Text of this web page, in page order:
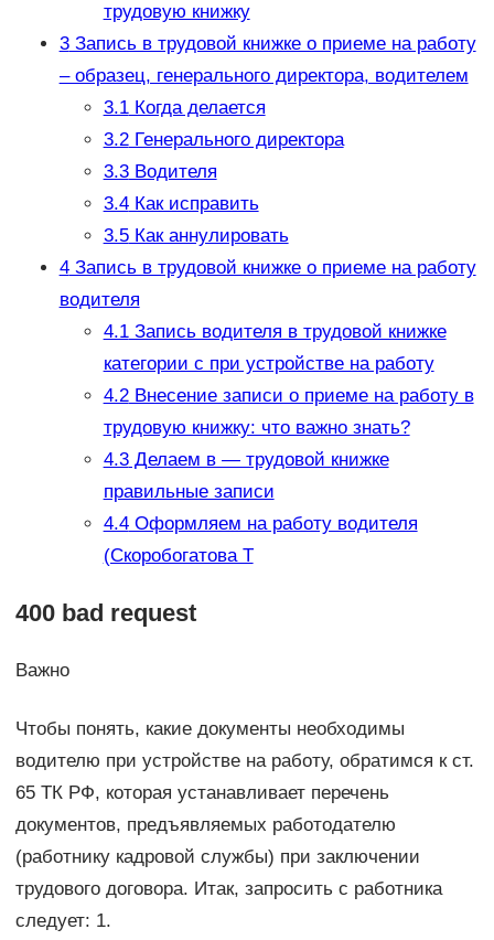
трудовую книжку
3Запись в трудовой книжке о приеме на работу
– образец, генерального директора, водителем
3.1Когда делается
3.2Генерального директора
3.3Водителя
3.4Как исправить
3.5Как аннулировать
4Запись в трудовой книжке о приеме на работу
водителя
4.1Запись водителя в трудовой книжке
категории с при устройстве на работу
4.2Внесение записи о приеме на работу в
трудовую книжку: что важно знать?
4.3Делаем в — трудовой книжке
правильные записи
4.4Оформляем на работу водителя
(Скоробогатова Т
400 bad request
Важно
Чтобы понять, какие документы необходимы
водителю при устройстве на работу, обратимся к ст.
65 ТК РФ, которая устанавливает перечень
документов, предъявляемых работодателю
(работнику кадровой службы) при заключении
трудового договора. Итак, запросить с работника
следует: 1.